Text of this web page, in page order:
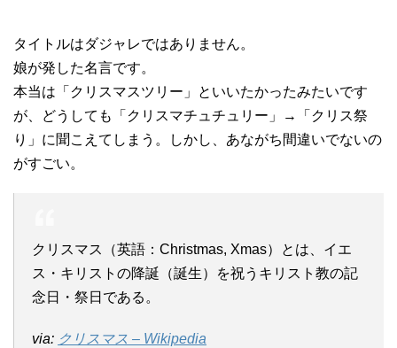
タイトルはダジャレではありません。
娘が発した名言です。
本当は「クリスマスツリー」といいたかったみたいです
が、どうしても「クリスマチュチュリー」→「クリス祭
り」に聞こえてしまう。しかし、あながち間違いでないの
がすごい。
クリスマス（英語：Christmas, Χmas）とは、イエ
ス・キリストの降誕（誕生）を祝うキリスト教の記
念日・祭日である。
via: クリスマス – Wikipedia